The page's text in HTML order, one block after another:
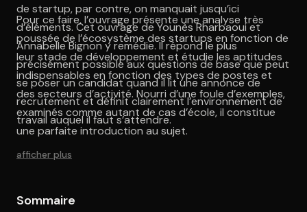
de startup, par contre, on manquait jusqu’ici
d’éléments. Cet ouvrage de Younès Rharbaoui et
Annabelle Bignon y remédie. Il répond le plus
précisément possible aux questions de base que peut
se poser un candidat quand il lit une annonce de
recrutement et définit clairement l’environnement de
travail auquel il faut s’attendre.
Pour ce faire, l’ouvrage présente une analyse très
poussée de l’écosystème des startups en fonction de
leur stade de développement et étudie les aptitudes
indispensables en fonction des types de postes et
des secteurs d’activité. Nourri d’une foule d’exemples,
examinés comme autant de cas d’école, il constitue
une parfaite introduction au sujet.
afficher plus
Sommaire